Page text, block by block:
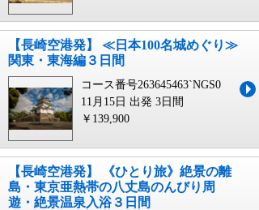
【長崎空港発】 ≪日本100名城めぐり≫
関東・東海編３日間
コース番号263645463`NGS0
11月15日 出発 3日間
￥139,900
【長崎空港発】 《ひとり旅》絶景の離
島・東京亜熱帯の八丈島のんびり周
遊・絶景温泉入浴３日間